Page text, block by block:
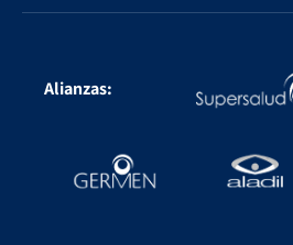
Alianzas: